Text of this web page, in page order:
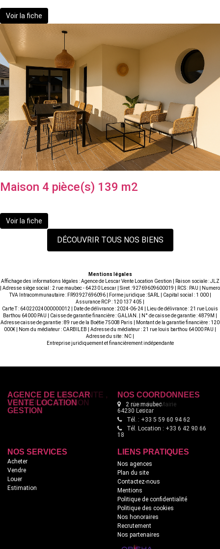
Voir la fiche
Maison 4 pièce(s) 139 m2
Voir la fiche
DÉCOUVRIR TOUS NOS BIENS
Mentions légales
Affichage des informations légales : Agence de Lescar Vente Location Gestion | Raison sociale : JLZ
| Adresse siège social : 2 rue maubec - 64230 Lescar | Siret : 92769609600019 | RCS : PAU | Numero
TVA Intracommunautaire : FR93927696096 | Forme juridique : SARL | Capital social : 1 000 |
Assurance RCP : 120 137 405 |
Carte T : 64022024000000012 | Date de délivrance : 2024-06-24 | Lieu de délivrance : 21 rue Louis
Barthou 64000 PAU | Caisse de garantie financière : GALIAN. | N° de caisse de garantie : 4879M |
Adresse caisse de garantie : 89 rue de la Boétie 75008 Paris | Montant de la garantie financière : 120
000€ | Nom du médiateur : CARBILEB | Adresse du médiateur : 21 rue louis barthou 64000 PAU |
Adresse du site : NC |
Entreprise juridiquement et financièrement indépendante
AGENCE DE LESCAR
VENTE LOCATION
GESTION
NOS COORDONNÉES
2 rue maubec
64230 Lescar
Tél. : +33 5 59 60 94 62
Tél. Location : +33 6 42 90 66
18
NOS SERVICES
Acheter
Vendre
Louer
Estimation
LIENS PRATIQUES
Nos agences
Plan du site
Contactez-nous
Mentions
Politique de confidentialité
Politique des cookies
Nos honoraires
Recrutement
Nos partenaires